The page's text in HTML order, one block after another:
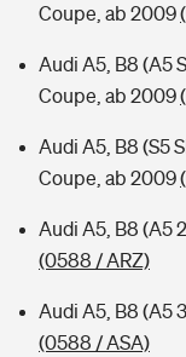
Coupe, ab 2009
Audi A5, B8 (A5
Coupe, ab 2009
Audi A5, B8 (S5
Coupe, ab 2009
Audi A5, B8 (A5
(0588 / ARZ)
Audi A5, B8 (A5
(0588 / ASA)